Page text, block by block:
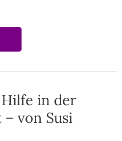
in der
von Susi